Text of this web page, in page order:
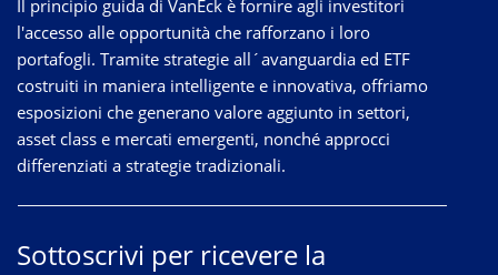
Il principio guida di VanEck è fornire agli investitori
l'accesso alle opportunità che rafforzano i loro
portafogli. Tramite strategie all´avanguardia ed ETF
costruiti in maniera intelligente e innovativa, offriamo
esposizioni che generano valore aggiunto in settori,
asset class e mercati emergenti, nonché approcci
differenziati a strategie tradizionali.
Sottoscrivi per ricevere la